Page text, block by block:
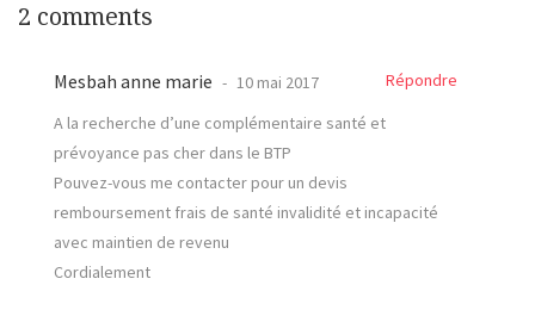
2 comments
Mesbah anne marie 10 mai 2017
Répondre
A la recherche d’une complémentaire santé et
prévoyance pas cher dans le BTP
Pouvez-vous me contacter pour un devis
remboursement frais de santé invalidité et incapacité
avec maintien de revenu
Cordialement